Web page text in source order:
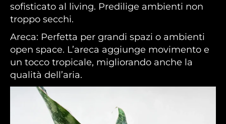
sofisticato al living. Predilige ambienti non
troppo secchi.
Areca: Perfetta per grandi spazi o ambienti
open space. L’areca aggiunge movimento e
un tocco tropicale, migliorando anche la
qualità dell’aria.